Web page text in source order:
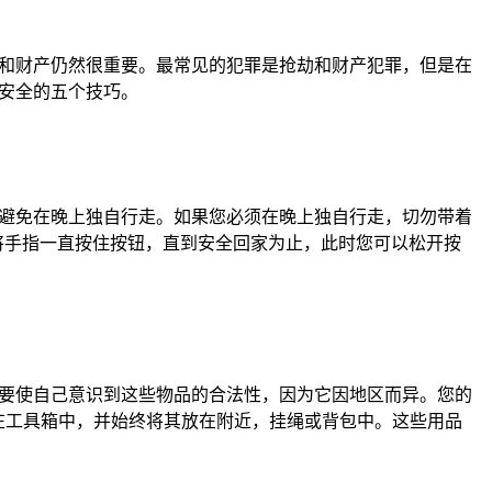
财产仍然很重要。最常见的犯罪是抢劫和财产犯罪，但是在
全的五个技巧。
免在晚上独自行走。如果您必须在晚上独自行走，切勿带着
指一直按住按钮，直到安全回家为止，此时您可以松开按
使自己意识到这些物品的合法性，因为它因地区而异。您的
具箱中，并始终将其放在附近，挂绳或背包中。这些用品